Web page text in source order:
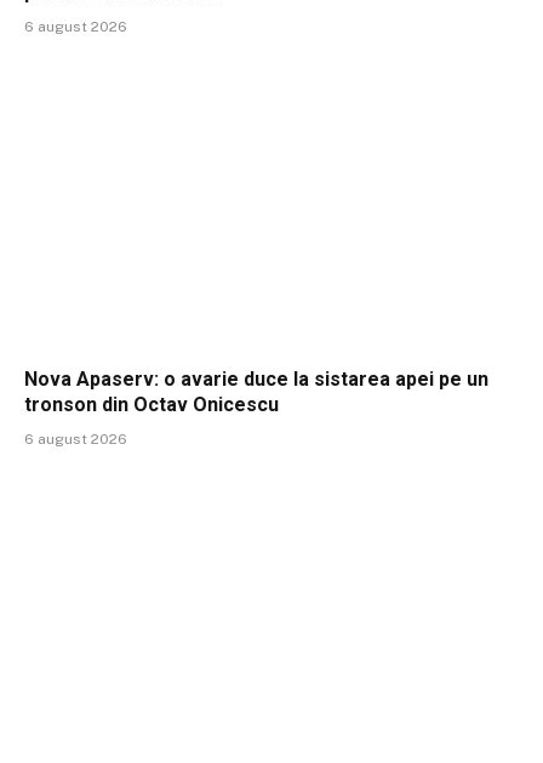
6 august 2026
Nova Apaserv: o avarie duce la sistarea apei pe un
tronson din Octav Onicescu
6 august 2026